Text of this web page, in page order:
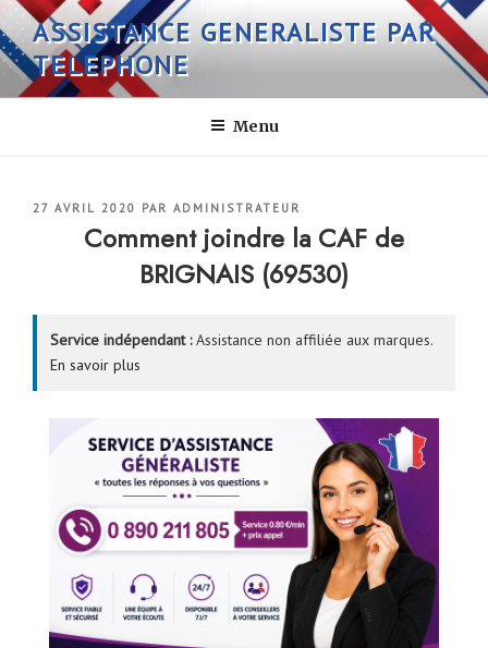
Aller
au
contenu
principal
ASSISTANCE GENERALISTE PAR
TELEPHONE
Menu
PUBLIÉ
27 AVRIL 2020 PAR ADMINISTRATEUR
Comment joindre la CAF de
BRIGNAIS (69530)
Service indépendant :Assistance non affiliée aux marques.
En savoir plus